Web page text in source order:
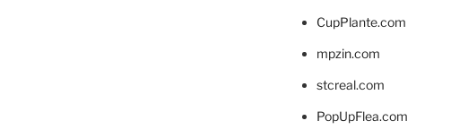
CupPlante.com
mpzin.com
stcreal.com
PopUpFlea.com